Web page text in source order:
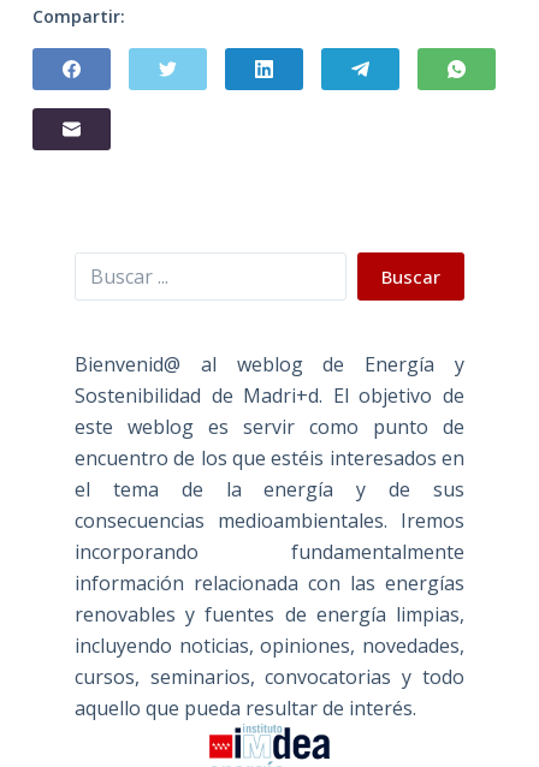
Compartir:
Buscar Buscar
Bienvenid@ al weblog de Energía y
Sostenibilidad de Madri+d. El objetivo de
este weblog es servir como punto de
encuentro de los que estéis interesados en
el tema de la energía y de sus
consecuencias medioambientales. Iremos
incorporando fundamentalmente
información relacionada con las energías
renovables y fuentes de energía limpias,
incluyendo noticias, opiniones, novedades,
cursos, seminarios, convocatorias y todo
aquello que pueda resultar de interés.